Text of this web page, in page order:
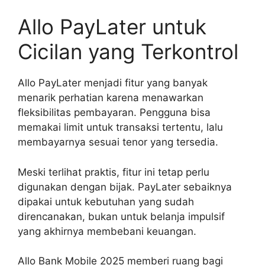
Allo PayLater untuk
Cicilan yang Terkontrol
Allo PayLater menjadi fitur yang banyak
menarik perhatian karena menawarkan
fleksibilitas pembayaran. Pengguna bisa
memakai limit untuk transaksi tertentu, lalu
membayarnya sesuai tenor yang tersedia.
Meski terlihat praktis, fitur ini tetap perlu
digunakan dengan bijak. PayLater sebaiknya
dipakai untuk kebutuhan yang sudah
direncanakan, bukan untuk belanja impulsif
yang akhirnya membebani keuangan.
Allo Bank Mobile 2025 memberi ruang bagi